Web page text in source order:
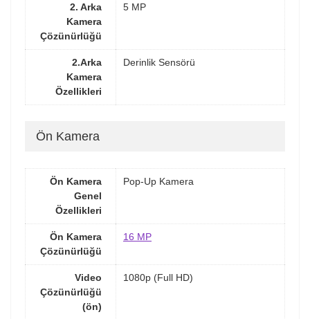
2. Arka
Kamera
Çözünürlüğü
5 MP
2.Arka
Kamera
Özellikleri
Derinlik Sensörü
Ön Kamera
Ön Kamera
Genel
Özellikleri
Pop-Up Kamera
Ön Kamera
Çözünürlüğü
16 MP
Video
Çözünürlüğü
(ön)
1080p (Full HD)